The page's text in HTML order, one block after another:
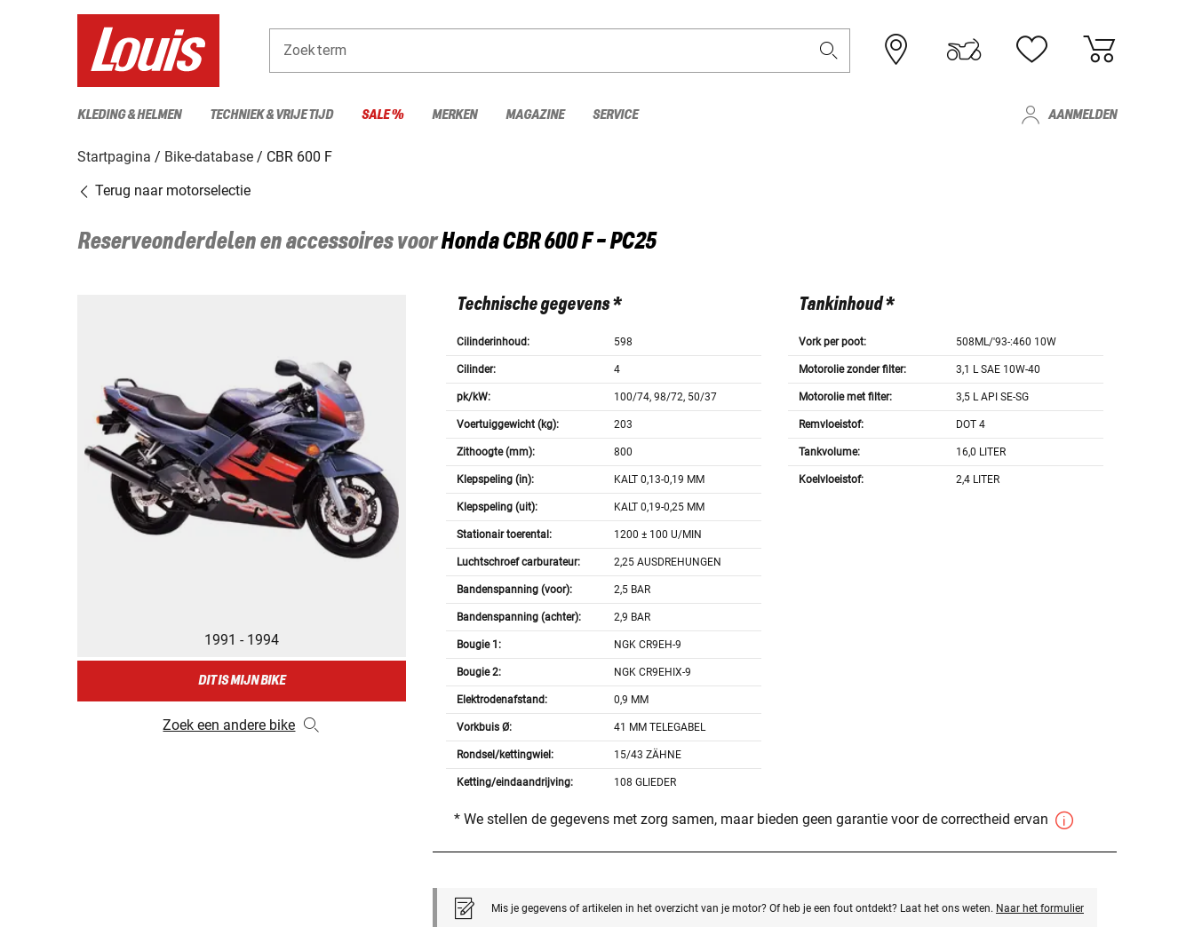
Zoekterm
KLEDING & HELMEN TECHNIEK & VRIJE TIJD SALE % MERKEN MAGAZINE SERVICE AANMELDEN
Startpagina Bike-database
CBR 600 F
Terug naar motorselectie
Reserveonderdelen en accessoires voorHondaCBR 600 F - PC25
1991 - 1994
DIT IS MIJN BIKE
Zoek een andere bike
Technische gegevens *
Cilinderinhoud: 598
Cilinder: 4
pk/kW: 100/74, 98/72, 50/37
Voertuiggewicht (kg): 203
Zithoogte (mm): 800
Klepspeling (in): KALT 0,13-0,19 MM
Klepspeling (uit): KALT 0,19-0,25 MM
Stationair toerental: 1200 ± 100 U/MIN
Luchtschroef carburateur: 2,25 AUSDREHUNGEN
Bandenspanning (voor): 2,5 BAR
Bandenspanning (achter): 2,9 BAR
Bougie 1: NGK CR9EH-9
Bougie 2: NGK CR9EHIX-9
Elektrodenafstand: 0,9 MM
Vorkbuis Ø: 41 MM TELEGABEL
Rondsel/kettingwiel: 15/43 ZÄHNE
Ketting/eindaandrijving: 108 GLIEDER
Tankinhoud *
Vork per poot: 508ML/'93-:460 10W
Motorolie zonder filter: 3,1 L SAE 10W-40
Motorolie met filter: 3,5 L API SE-SG
Remvloeistof: DOT 4
Tankvolume: 16,0 LITER
Koelvloeistof: 2,4 LITER
* We stellen de gegevens met zorg samen, maar bieden geen garantie voor de correctheid ervan
Mis je gegevens of artikelen in het overzicht van je motor? Of heb je een fout ontdekt? Laat het ons weten. Naar het formulier